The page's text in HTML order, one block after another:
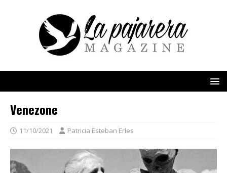
Venezone
11/10/2021 Patricia Esteban Erles